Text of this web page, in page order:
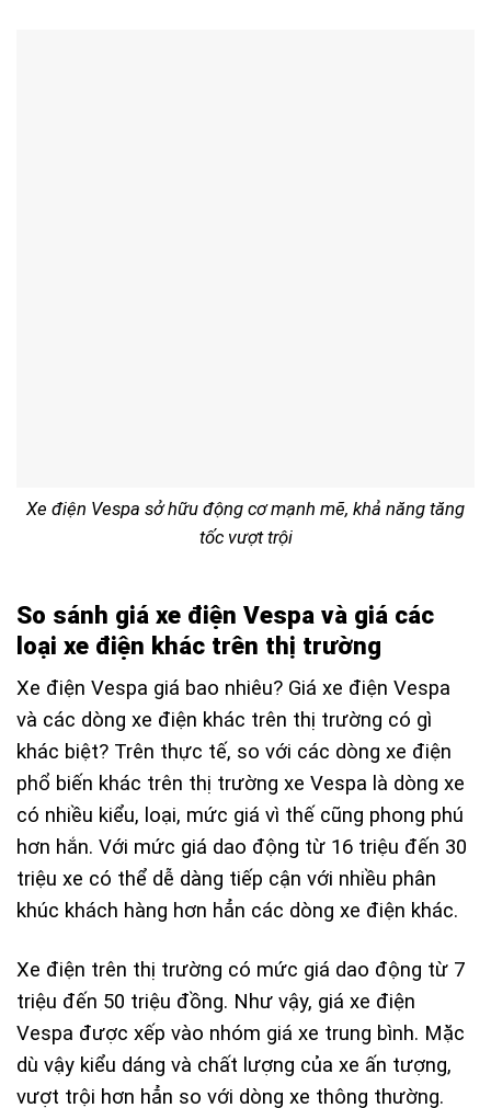
Xe điện Vespa sở hữu động cơ mạnh mẽ, khả năng tăng
tốc vượt trội
So sánh giá xe điện Vespa và giá các
loại xe điện khác trên thị trường
Xe điện Vespa giá bao nhiêu? Giá xe điện Vespa
và các dòng xe điện khác trên thị trường có gì
khác biệt? Trên thực tế, so với các dòng xe điện
phổ biến khác trên thị trường xe Vespa là dòng xe
có nhiều kiểu, loại, mức giá vì thế cũng phong phú
hơn hắn. Với mức giá dao động từ 16 triệu đến 30
triệu xe có thể dễ dàng tiếp cận với nhiều phân
khúc khách hàng hơn hẳn các dòng xe điện khác.
Xe điện trên thị trường có mức giá dao động từ 7
triệu đến 50 triệu đồng. Như vậy, giá xe điện
Vespa được xếp vào nhóm giá xe trung bình. Mặc
dù vậy kiểu dáng và chất lượng của xe ấn tượng,
vượt trội hơn hẳn so với dòng xe thông thường.